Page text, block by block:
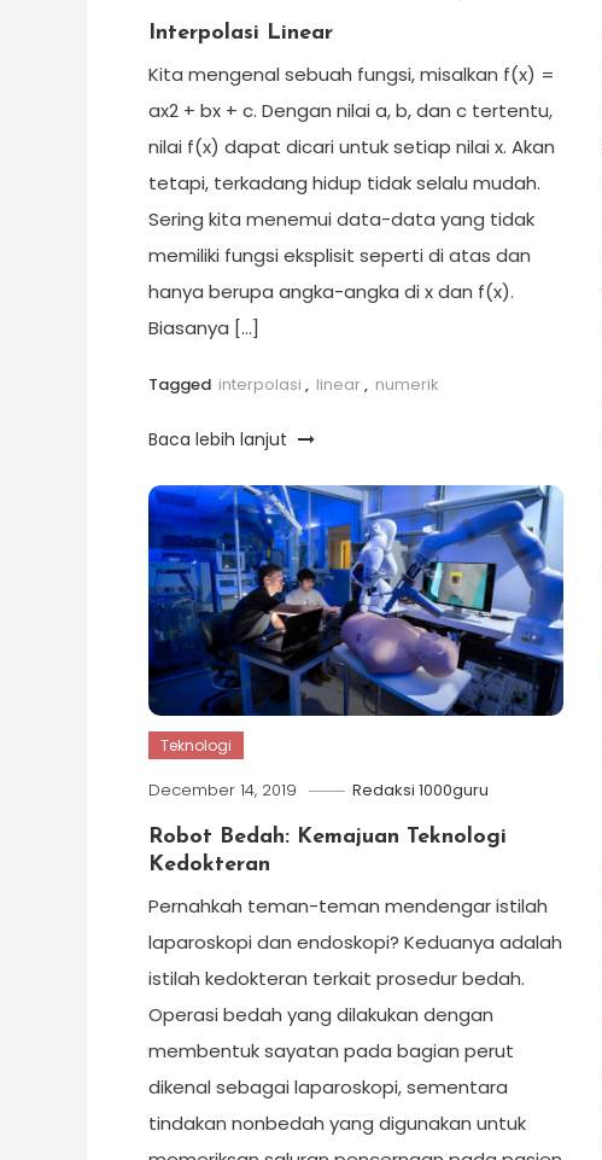
Interpolasi Linear
Kita mengenal sebuah fungsi, misalkan f(x) =
ax2 + bx + c. Dengan nilai a, b, dan c tertentu,
nilai f(x) dapat dicari untuk setiap nilai x. Akan
tetapi, terkadang hidup tidak selalu mudah.
Sering kita menemui data-data yang tidak
memiliki fungsi eksplisit seperti di atas dan
hanya berupa angka-angka di x dan f(x).
Biasanya […]
Tagged interpolasi , linear, numerik
Baca lebih lanjut
Teknologi
December 14, 2019 Redaksi 1000guru
Robot Bedah: Kemajuan Teknologi
Kedokteran
Pernahkah teman-teman mendengar istilah
laparoskopi dan endoskopi? Keduanya adalah
istilah kedokteran terkait prosedur bedah.
Operasi bedah yang dilakukan dengan
membentuk sayatan pada bagian perut
dikenal sebagai laparoskopi, sementara
tindakan nonbedah yang digunakan untuk